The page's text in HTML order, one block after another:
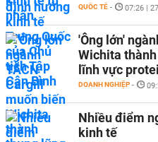
QUỐC TẾ - 07:26 |
'Ông lớn'
Wichita
lĩnh vực
DOANH NGHIỆP -
Nhiều điểm
kinh tế